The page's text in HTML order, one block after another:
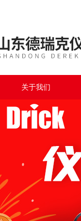
关于我们